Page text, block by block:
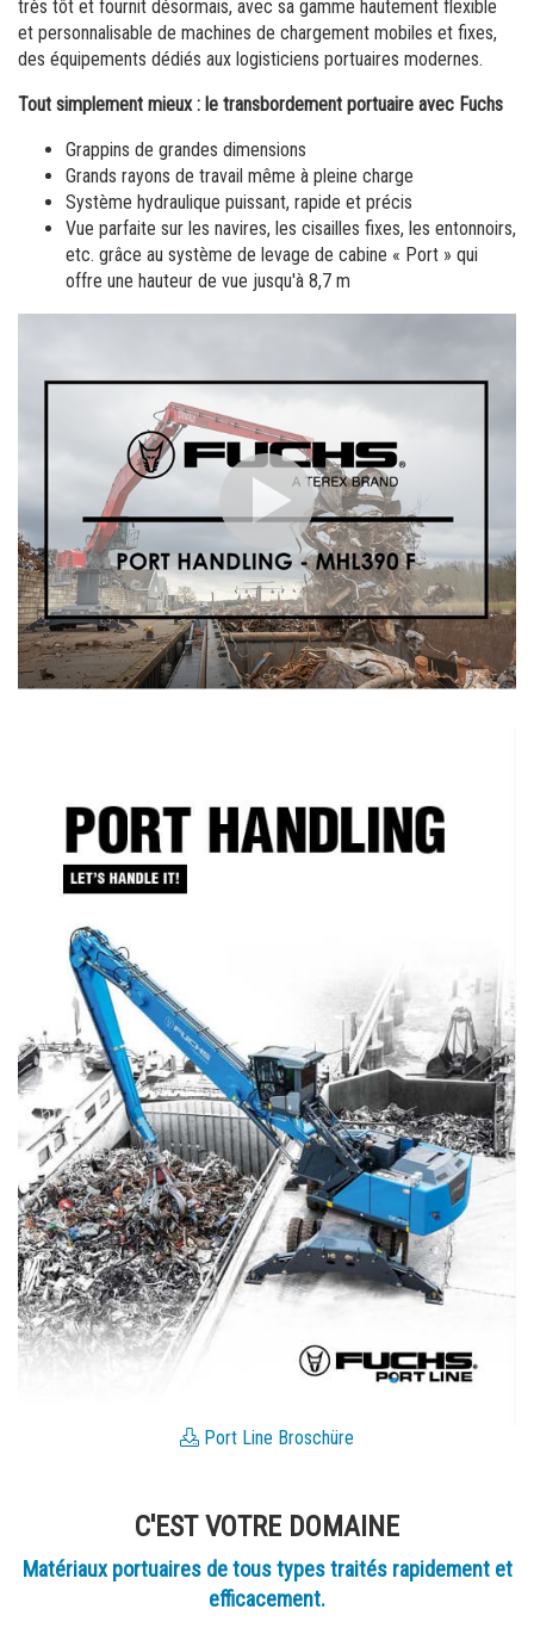
Merchandising
Carrière
Inscription à la newsletter
très tôt et fournit désormais, avec sa gamme hautement flexible
et personnalisable de machines de chargement mobiles et fixes,
des équipements dédiés aux logisticiens portuaires modernes.
Tout simplement mieux : le transbordement portuaire avec Fuchs
Grappins de grandes dimensions
Grands rayons de travail même à pleine charge
Système hydraulique puissant, rapide et précis
Vue parfaite sur les navires, les cisailles fixes, les entonnoirs,
etc. grâce au système de levage de cabine « Port » qui
offre une hauteur de vue jusqu'à 8,7 m
Port Line Broschüre
C'EST VOTRE DOMAINE
Matériaux portuaires de tous types traités rapidement et
efficacement.